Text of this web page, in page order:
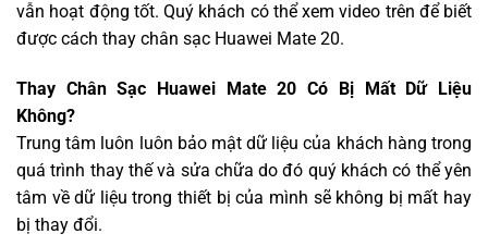
vẫn hoạt động tốt. Quý khách có thể xem video trên để biết
được cách thay chân sạc Huawei Mate 20.
Thay Chân Sạc Huawei Mate 20 Có Bị Mất Dữ Liệu
Không?
Trung tâm luôn luôn bảo mật dữ liệu của khách hàng trong
quá trình thay thế và sửa chữa do đó quý khách có thể yên
tâm về dữ liệu trong thiết bị của mình sẽ không bị mất hay
bị thay đổi.